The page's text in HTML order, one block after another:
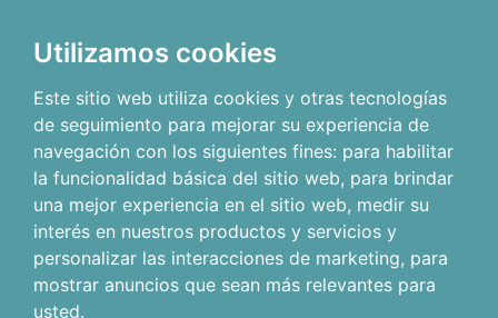
Utilizamos cookies
Este sitio web utiliza cookies y otras tecnologías
de seguimiento para mejorar su experiencia de
navegación con los siguientes fines: para habilitar
la funcionalidad básica del sitio web, para brindar
una mejor experiencia en el sitio web, medir su
interés en nuestros productos y servicios y
personalizar las interacciones de marketing, para
mostrar anuncios que sean más relevantes para
usted.